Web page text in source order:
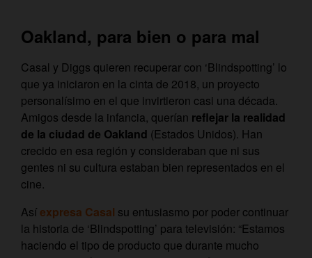
Oakland, para bien o para mal
Casal y Diggs quieren recuperar con ‘Blindspotting’ lo
que ya iniciaron en la cinta de 2018, un proyecto
personalísimo en el que invirtieron casi una década.
Amigos desde la infancia, querían reflejar la realidad
de la ciudad de Oakland (Estados Unidos). Han
crecido en esa región y consideraban que ni sus
gentes ni su cultura estaban bien representados en el
cine.
Asíexpresa Casal su entusiasmo por poder continuar
la historia de ‘Blindspotting’ para televisión: “Estamos
haciendo el tipo de producto que durante mucho